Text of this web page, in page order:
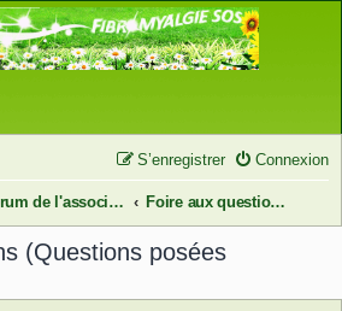
Connexion
S’enregistrer
Forum de l'association FibromyalgieSOS Foire aux questions (Questions posées fréquemment)
(Questions posées